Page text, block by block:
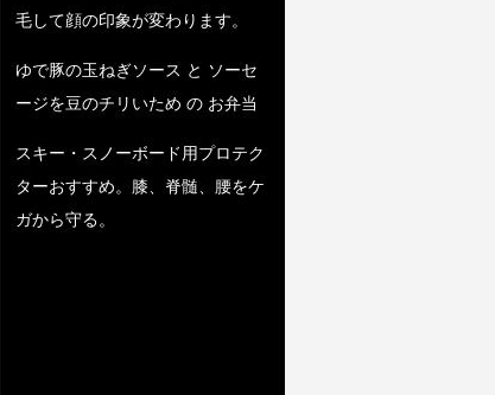
毛して顔の印象が変わります。
ゆで豚の玉ねぎソース と ソーセ
ージを豆のチリいため の お弁当
スキー・スノーボード用プロテク
ターおすすめ。膝、脊髄、腰をケ
ガから守る。